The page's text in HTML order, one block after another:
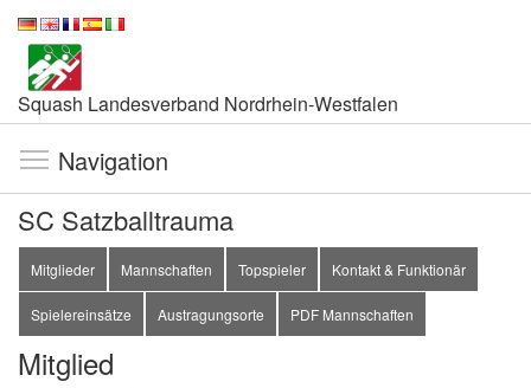
Squash Landesverband Nordrhein-Westfalen
Navigation
SC Satzballtrauma
Mitglieder Mannschaften Topspieler Kontakt & Funktionär
Spielereinsätze Austragungsorte PDF Mannschaften
Mitglied